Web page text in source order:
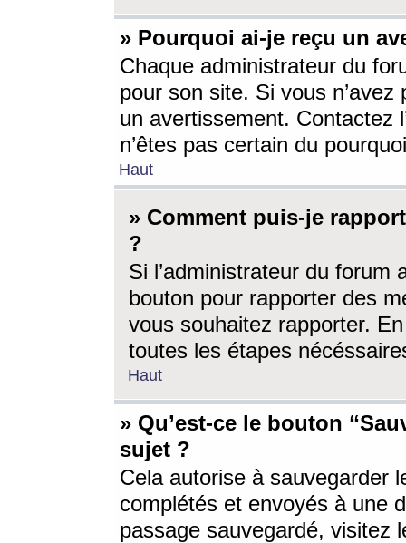
» Pourquoi ai-je reçu un
Chaque administrateur du
pour son site. Si vous
un avertissement. Contactez
n’êtes pas certain du
Haut
» Comment puis-je
?
Si l’administrateur du forum
bouton pour rapporter des
vous souhaitez rapporter.
toutes les étapes
Haut
» Qu’est-ce le bouton
sujet ?
Cela autorise à sauvegarder
complétés et envoyés à une
passage sauvegardé, visitez